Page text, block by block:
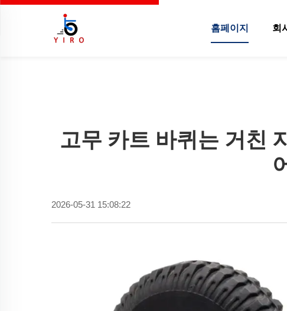
홈페이지 회
고무 카트 바퀴는 거친
2026-05-31 15:08:22